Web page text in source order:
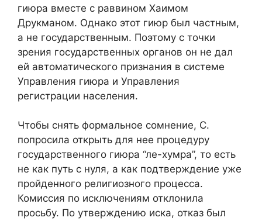
гиюра вместе с раввином Хаимом
Друкманом. Однако этот гиюр был частным,
а не государственным. Поэтому с точки
зрения государственных органов он не дал
ей автоматического признания в системе
Управления гиюра и Управления
регистрации населения.
Чтобы снять формальное сомнение, С.
попросила открыть для нее процедуру
государственного гиюра “ле-хумра”, то есть
не как путь с нуля, а как подтверждение уже
пройденного религиозного процесса.
Комиссия по исключениям отклонила
просьбу. По утверждению иска, отказ был